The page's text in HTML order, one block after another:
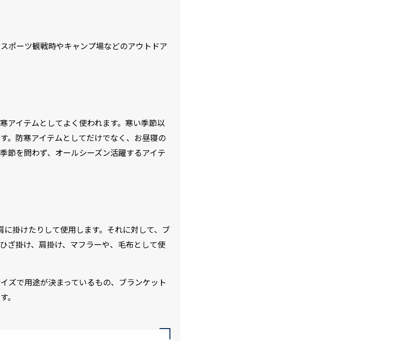
ポーツ観戦時やキャンプ場などのアウトドア
アイテムとしてよく使われます。寒い季節以
。防寒アイテムとしてだけでなく、お昼寝の
節を問わず、オールシーズン活躍するアイテ
掛けたりして使用します。それに対して、ブ
ざ掛け、肩掛け、マフラーや、毛布として使
ズで用途が決まっているもの、ブランケット
。